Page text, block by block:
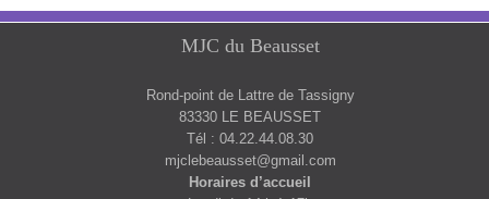
MJC du Beausset
Rond-point de Lattre de Tassigny
83330 LE BEAUSSET
Tél : 04.22.44.08.30
mjclebeausset@gmail.com
Horaires d’accueil